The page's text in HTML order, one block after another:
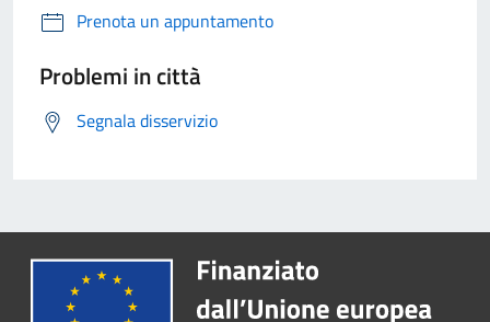
Prenota un appuntamento
Problemi in città
Segnala disservizio